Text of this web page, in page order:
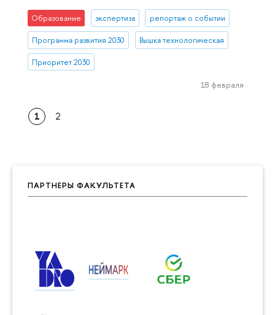
ПАРТНЕРЫ ФАКУЛЬТЕТА
Образование экспертиза репортаж о событии
Программа развития 2030 Вышка технологическая
Приоритет 2030
18 февраля
1 2